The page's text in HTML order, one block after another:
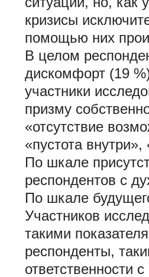
кризисы
помощью них
В целом
дискомфорт (19
участники
призму
«отсутствие
«пустота
По шкале
респондентов с
По шкале
Участников
такими
респонденты,
ответственности